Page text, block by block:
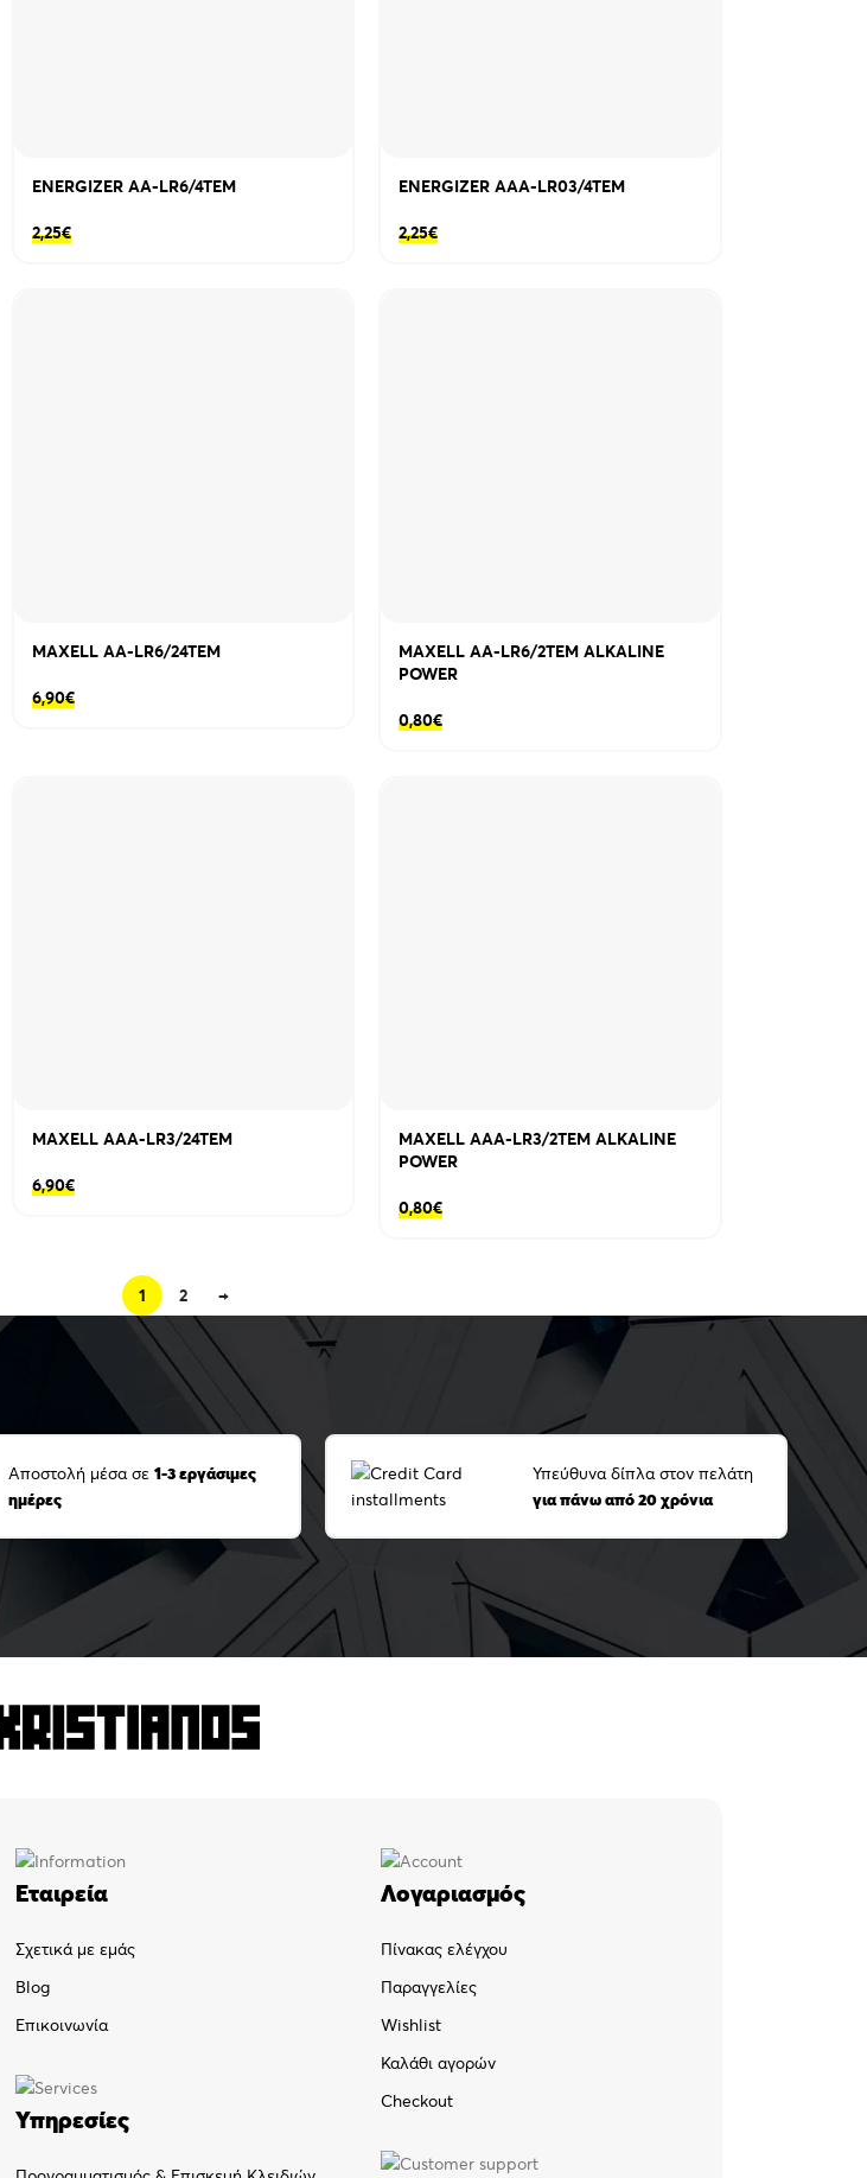
ENERGIZER AA-LR6/4TEM
2,25€
ENERGIZER AAA-LR03/4TEM
2,25€
MAXELL AA-LR6/24TEM
6,90€
MAXELL AA-LR6/2TEM ALKALINE
POWER
0,80€
MAXELL AAA-LR3/24TEM
6,90€
MAXELL AAA-LR3/2TEM ALKALINE
POWER
0,80€
1 2 →
Αποστολή μέσα σε 1-3 εργάσιμες
ημέρες
Υπεύθυνα δίπλα στον πελάτη
για πάνω από 20 χρόνια
Εταιρεία
Σχετικά με εμάς
Blog
Επικοινωνία
Υπηρεσίες
Λογαριασμός
Πίνακας ελέγχου
Παραγγελίες
Wishlist
Καλάθι αγορών
Checkout